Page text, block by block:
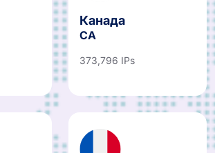
Канада
CA
373,796 IPs